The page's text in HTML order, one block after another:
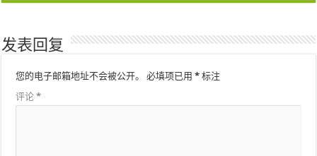
发表回复
您的电子邮箱地址不会被公开。 必填项已用* 标注
评论*